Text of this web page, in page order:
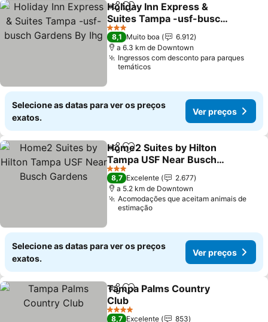
PartilharAdicionar aos favoritos
Holiday Inn Express &
Suites Tampa -usf-busch
Gardens By Ihg
3 Estrelas
8,1 Muito boa
6.912
a 6.3 km de Downtown
Ingressos com desconto para parques
temáticos
Selecione as datas para ver os preços
exatos.
Ver preços
PartilharAdicionar aos favoritos
Home2 Suites by Hilton
Tampa USF Near Busch
Gardens
3 Estrelas
8,7 Excelente
2.677
a 5.2 km de Downtown
Acomodações que aceitam animais de
estimação
Selecione as datas para ver os preços
exatos.
Ver preços
PartilharAdicionar aos favoritos
Tampa Palms Country
Club
4 Estrelas
8,7 Excelente
853